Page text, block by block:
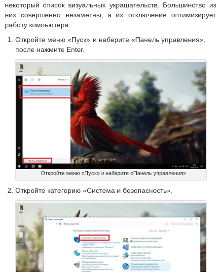
некоторый список визуальных украшательств. Большинство из
них совершенно незаметны, а их отключение оптимизирует
работу компьютера.
Откройте меню «Пуск» и наберите «Панель управления»,
после нажмите Enter.
Откройте меню «Пуск» и наберите «Панель управления»
Откройте категорию «Система и безопасность».